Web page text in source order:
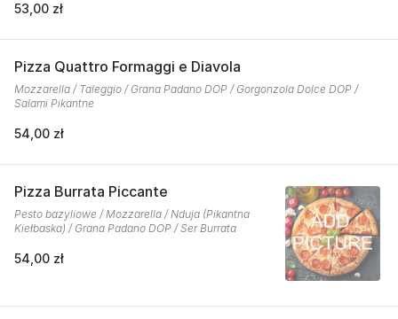
53,00 zł
Pizza Quattro Formaggi e Diavola
Mozzarella / Taleggio / Grana Padano DOP / Gorgonzola Dolce DOP /
Salami Pikantne
54,00 zł
Pizza Burrata Piccante
Pesto bazyliowe / Mozzarella / Nduja (Pikantna
Kiełbaska) / Grana Padano DOP / Ser Burrata
54,00 zł